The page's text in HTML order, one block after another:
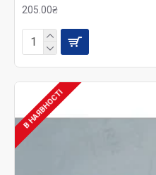
205.00₴
В НАЯВНОСТІ